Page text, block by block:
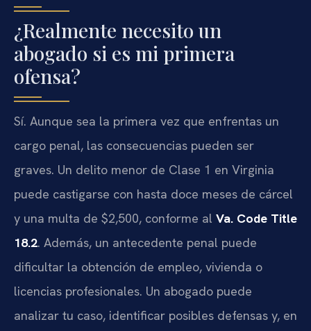
¿Realmente necesito un
abogado si es mi primera
ofensa?
Sí. Aunque sea la primera vez que enfrentas un
cargo penal, las consecuencias pueden ser
graves. Un delito menor de Clase 1 en Virginia
puede castigarse con hasta doce meses de cárcel
y una multa de $2,500, conforme al Va. Code Title
18.2. Además, un antecedente penal puede
dificultar la obtención de empleo, vivienda o
licencias profesionales. Un abogado puede
analizar tu caso, identificar posibles defensas y, en